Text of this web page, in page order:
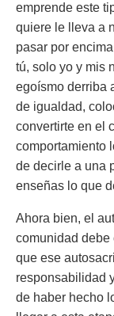
emprende este
quiere le lleva a
pasar por
tú, solo yo y mis
egoísmo derriba
de igualdad,
convertirte en el
comportamiento
de decirle a una
enseñas lo que
Ahora bien, el
comunidad debe
que ese
responsabilidad
de haber hecho